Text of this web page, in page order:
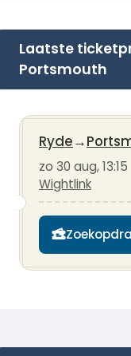
Laatste
Portsmouth
Ryde→
zo 30 aug, 13:15
Wightlink